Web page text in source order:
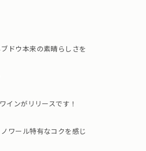
ドウ本来の素晴らしさを
インがリリースです！
ワール特有なコクを感じ